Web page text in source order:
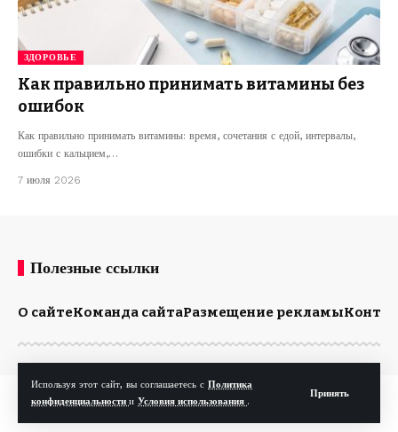
Используя этот сайт, вы соглашаетесь с Политика
конфиденциальности и Условия использования .
Принять
ЗДОРОВЬЕ
Как правильно принимать витамины без
ошибок
Как правильно принимать витамины: время, сочетания с едой, интервалы,
ошибки с кальцием,…
7 июля 2026
Полезные ссылки
О сайтеКоманда сайтаРазмещение рекламы
© Kp.md. Все права защищены.